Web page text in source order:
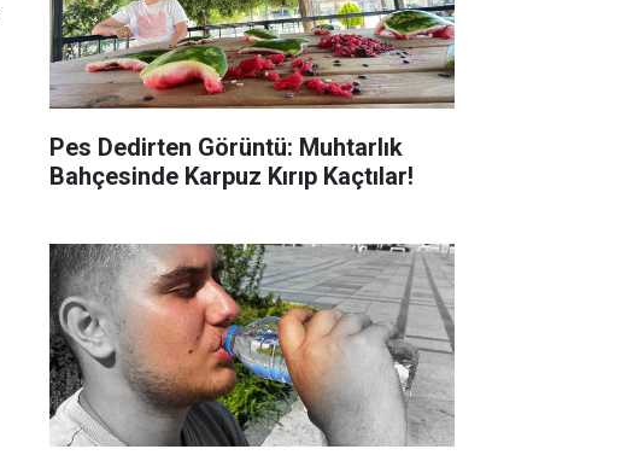
Pes Dedirten Görüntü: Muhtarlık
Bahçesinde Karpuz Kırıp Kaçtılar!